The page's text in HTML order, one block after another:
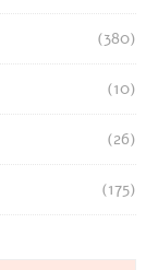
(380)
(10)
(26)
(175)